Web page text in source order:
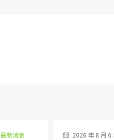
最新消息 2026 年 8 月 6